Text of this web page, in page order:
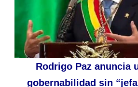
Rodrigo Paz anuncia
gobernabilidad sin